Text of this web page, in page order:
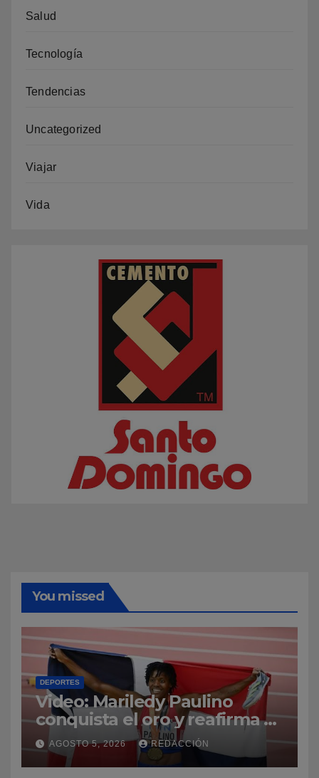
Salud
Tecnología
Tendencias
Uncategorized
Viajar
Vida
You missed
DEPORTES
Video: Mariledy Paulino
conquista el oro y reafirma su
dominio en el atletismo
AGOSTO 5, 2026 REDACCIÓN